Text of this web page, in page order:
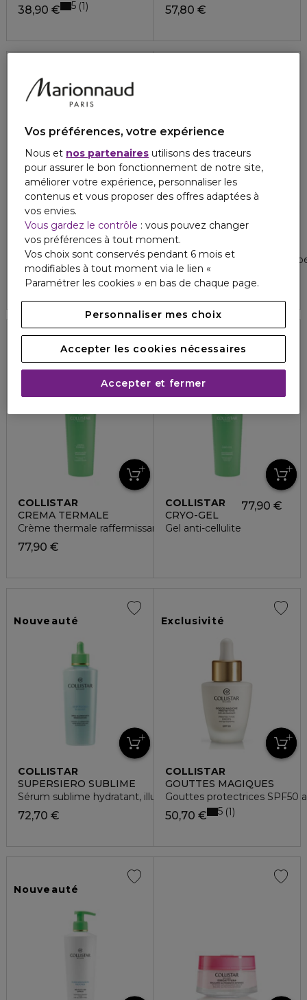
38,90 € 5 1 57,80 €
Exclusivité
COLLISTAR
APRÈS-SOLEIL
Crème après-soleil superhydratante régénérante
44,80 €
COLLISTAR
SOLAIRES
Lait spray protection active
44,80 €
Nouveauté
COLLISTAR
CREMA TERMALE
Crème thermale raffermissante anti-cellulite
77,90 €
Nouveauté
COLLISTAR
CRYO-GEL
Gel anti-cellulite
77,90 €
Nouveauté
COLLISTAR
SUPERSIERO SUBLIME
Sérum sublime hydratant, illuminateur et rénovateur
72,70 €
Exclusivité
COLLISTAR
GOUTTES MAGIQUES
Gouttes protectrices SPF50
50,70 € 5 1
Nouveauté
Vos préférences, votre expérience
Nous et nos partenaires utilisons des traceurs
pour assurer le bon fonctionnement de notre site,
améliorer votre expérience, personnaliser les
contenus et vous proposer des offres adaptées à
vos envies.
Vous gardez le contrôle : vous pouvez changer
vos préférences à tout moment.
Vos choix sont conservés pendant 6 mois et
modifiables à tout moment via le lien «
Paramétrer les cookies » en bas de chaque page.
Personnaliser mes choix
Accepter les cookies nécessaires
Accepter et fermer